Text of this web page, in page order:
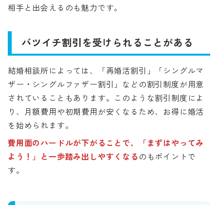
相手と出会えるのも魅力です。
バツイチ割引を受けられることがある
結婚相談所によっては、「再婚活割引」「シングルマ
ザー・シングルファザー割引」などの割引制度が用意
されていることもあります。このような割引制度によ
り、月額費用や初期費用が安くなるため、お得に婚活
を始められます。
費用面のハードルが下がることで、「まずはやってみ
よう！」と一歩踏み出しやすくなる のもポイントで
す。